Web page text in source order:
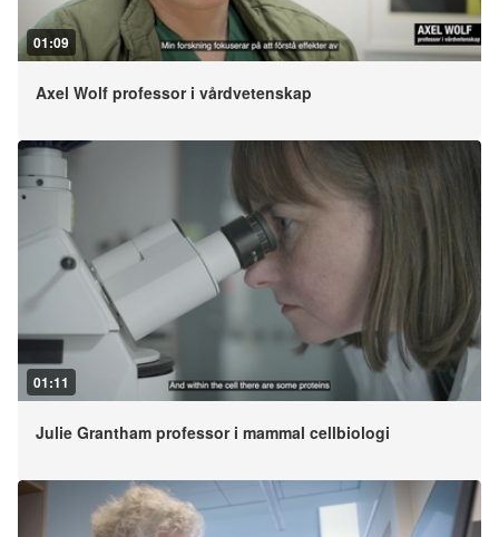
01:09
Axel Wolf professor i vårdvetenskap
01:11
Julie Grantham professor i mammal cellbiologi